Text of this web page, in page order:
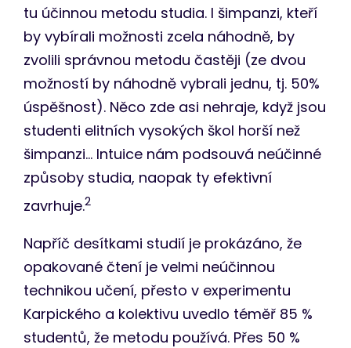
tu účinnou metodu studia. I šimpanzi, kteří
by vybírali možnosti zcela náhodně, by
zvolili správnou metodu častěji (ze dvou
možností by náhodně vybrali jednu, tj. 50%
úspěšnost). Něco zde asi nehraje, když jsou
studenti elitních vysokých škol horší než
šimpanzi… Intuice nám podsouvá neúčinné
způsoby studia, naopak ty efektivní
zavrhuje.2
Napříč desítkami studií je prokázáno, že
opakované čtení je velmi neúčinnou
technikou učení, přesto v experimentu
Karpického a kolektivu uvedlo téměř 85 %
studentů, že metodu používá. Přes 50 %